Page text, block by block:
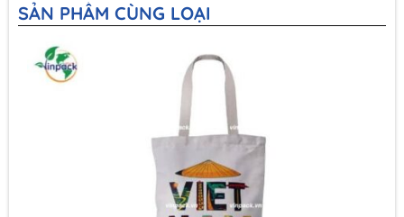
SẢN PHẨM CÙNG LOẠI